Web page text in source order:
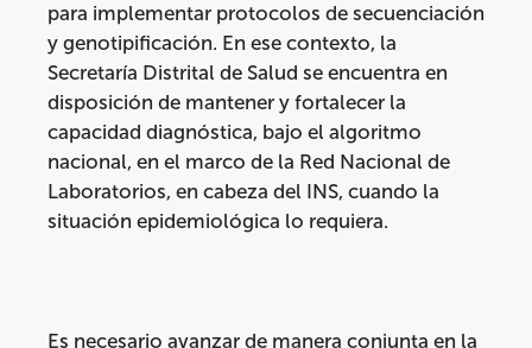
para implementar protocolos de secuenciación
y genotipificación. En ese contexto, la
Secretaría Distrital de Salud se encuentra en
disposición de mantener y fortalecer la
capacidad diagnóstica, bajo el algoritmo
nacional, en el marco de la Red Nacional de
Laboratorios, en cabeza del INS, cuando la
situación epidemiológica lo requiera.
Es necesario avanzar de manera conjunta en la